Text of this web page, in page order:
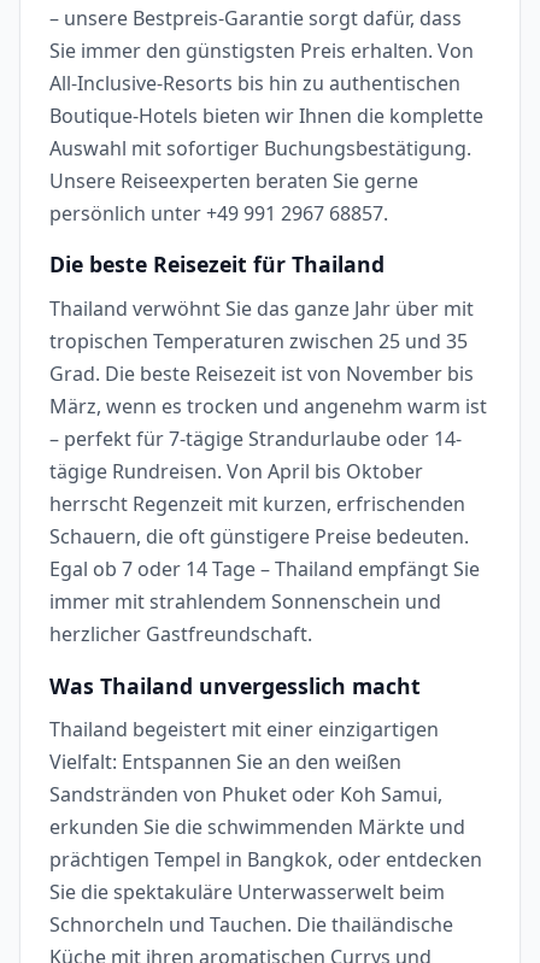
– unsere Bestpreis-Garantie sorgt dafür, dass
Sie immer den günstigsten Preis erhalten. Von
All-Inclusive-Resorts bis hin zu authentischen
Boutique-Hotels bieten wir Ihnen die komplette
Auswahl mit sofortiger Buchungsbestätigung.
Unsere Reiseexperten beraten Sie gerne
persönlich unter +49 991 2967 68857.
Die beste Reisezeit für Thailand
Thailand verwöhnt Sie das ganze Jahr über mit
tropischen Temperaturen zwischen 25 und 35
Grad. Die beste Reisezeit ist von November bis
März, wenn es trocken und angenehm warm ist
– perfekt für 7-tägige Strandurlaube oder 14-
tägige Rundreisen. Von April bis Oktober
herrscht Regenzeit mit kurzen, erfrischenden
Schauern, die oft günstigere Preise bedeuten.
Egal ob 7 oder 14 Tage – Thailand empfängt Sie
immer mit strahlendem Sonnenschein und
herzlicher Gastfreundschaft.
Was Thailand unvergesslich macht
Thailand begeistert mit einer einzigartigen
Vielfalt: Entspannen Sie an den weißen
Sandstränden von Phuket oder Koh Samui,
erkunden Sie die schwimmenden Märkte und
prächtigen Tempel in Bangkok, oder entdecken
Sie die spektakuläre Unterwasserwelt beim
Schnorcheln und Tauchen. Die thailändische
Küche mit ihren aromatischen Currys und